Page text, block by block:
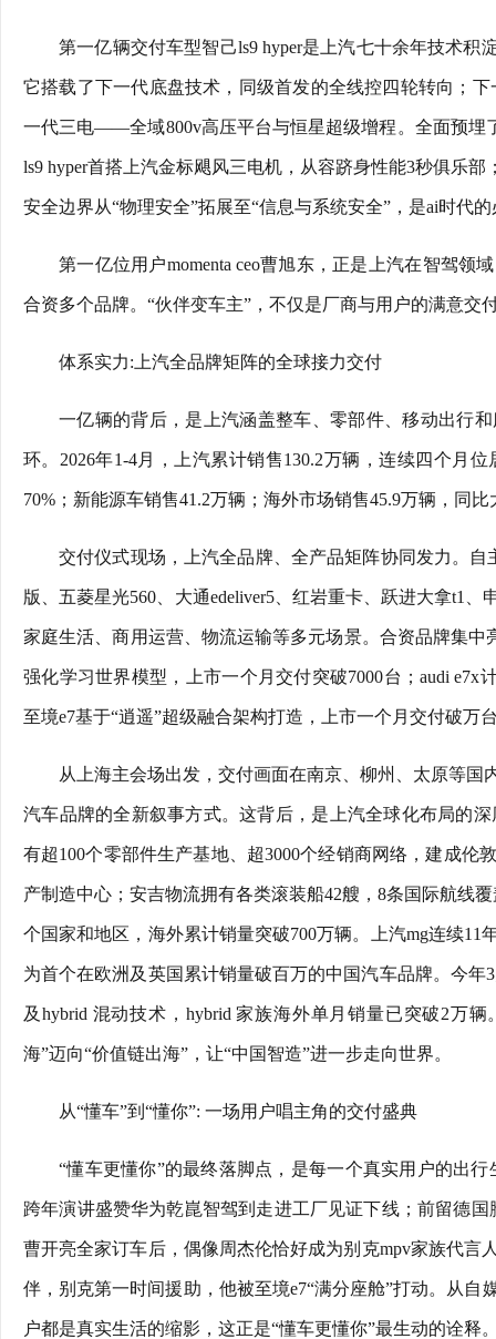
第一亿辆交付车型智己ls9 hyper是上汽七十余年技术
它搭载了下一代底盘技术，同级首发的全线控四轮转向；
一代三电——全域800v高压平台与恒星超级增程。全面预埋
ls9 hyper首搭上汽金标飓风三电机，从容跻身性能3秒俱乐
安全边界从“物理安全”拓展至“信息与系统安全”，是ai时代
第一亿位用户momenta ceo曹旭东，正是上汽在智驾
合资多个品牌。“伙伴变车主”，不仅是厂商与用户的满意交
体系实力:上汽全品牌矩阵的全球接力交付
一亿辆的背后，是上汽涵盖整车、零部件、移动出行
环。2026年1-4月，上汽累计销售130.2万辆，连续四个月
70%；新能源车销售41.2万辆；海外市场销售45.9万辆，同比
交付仪式现场，上汽全品牌、全产品矩阵协同发力。自
版、五菱星光560、大通edeliver5、红岩重卡、跃进大拿t1
家庭生活、商用运营、物流运输等多元场景。合资品牌集中
强化学习世界模型，上市一个月交付突破7000台；audi
至境e7基于“逍遥”超级融合架构打造，上市一个月交付破万
从上海主会场出发，交付画面在南京、柳州、太原等
汽车品牌的全新叙事方式。这背后，是上汽全球化布局的
有超100个零部件生产基地、超3000个经销商网络，建成伦
产制造中心；安吉物流拥有各类滚装船42艘，8条国际航线
个国家和地区，海外累计销量突破700万辆。上汽mg连续
为首个在欧洲及英国累计销量破百万的中国汽车品牌。今
及hybrid 混动技术，hybrid 家族海外单月销量已突破2万
海”迈向“价值链出海”，让“中国智造”进一步走向世界。
从“懂车”到“懂你”: 一场用户唱主角的交付盛典
“懂车更懂你”的最终落脚点，是每一个真实用户的出
跨年演讲盛赞华为乾崑智驾到走进工厂见证下线；前留德
曹开亮全家订车后，偶像周杰伦恰好成为别克mpv家族代
伴，别克第一时间援助，他被至境e7“满分座舱”打动。从
户都是真实生活的缩影，这正是“懂车更懂你”最生动的诠释